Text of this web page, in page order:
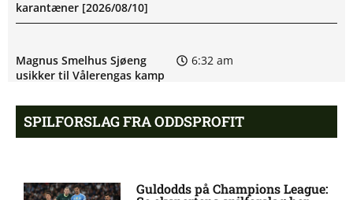
karantæner [2026/08/10]
Magnus Smelhus Sjøeng
usikker til Vålerengas kamp
6:32 am
2. Division – Thisted FC mod
6:09 am
Håkon Evjen på skadeslisten 6:07 am
SPILFORSLAG FRA ODDSPROFIT
Guldodds på Champions League: